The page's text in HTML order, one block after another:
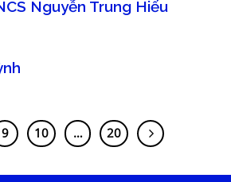
Nguyễn Trung Hiếu
9 10 … 20